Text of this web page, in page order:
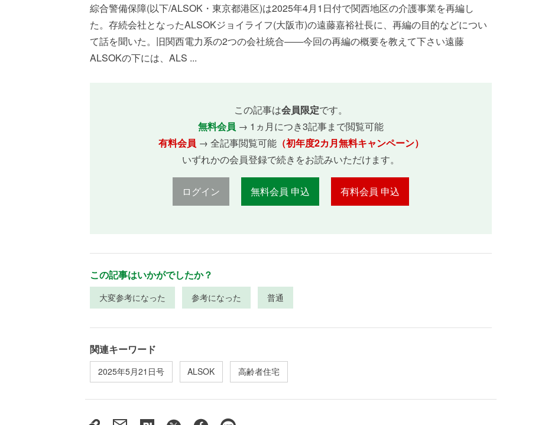
綜合警備保障(以下/ALSOK・東京都港区)は2025年4月1日付で関西地区の介護事業を再編し
た。存続会社となったALSOKジョイライフ(大阪市)の遠藤嘉裕社長に、再編の目的などについ
て話を聞いた。旧関西電力系の2つの会社統合――今回の再編の概要を教えて下さい遠藤
ALSOKの下には、ALS ...
この記事は会員限定です。
無料会員 → 1ヵ月につき3記事まで閲覧可能
有料会員 → 全記事閲覧可能（初年度2カ月無料キャンペーン）
いずれかの会員登録で続きをお読みいただけます。
ログイン 無料会員 申込 有料会員 申込
この記事はいかがでしたか？
大変参考になった 参考になった 普通
関連キーワード
2025年5月21日号 ALSOK 高齢者住宅